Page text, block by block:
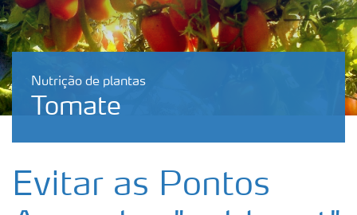
Nutrição de plantas
Tomate
Evitar as Pontos